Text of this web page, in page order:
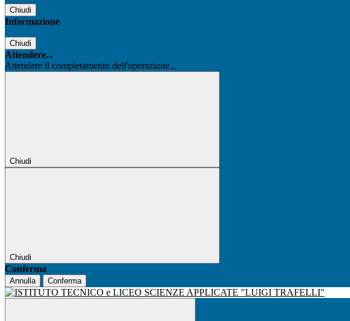
Chiudi
Informazione
Chiudi
Attendere...
Attendere il completamento dell'operazione...
Chiudi
Chiudi
Conferma
Annulla Conferma